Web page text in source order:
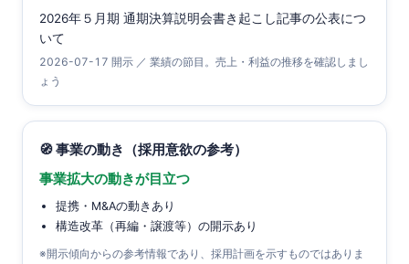
2026年５月期 通期決算説明会書き起こし記事の公表につ
いて
2026-07-17 開示 ／ 業績の節目。売上・利益の推移を確認しまし
ょう
🧭 事業の動き（採用意欲の参考）
事業拡大の動きが目立つ
提携・M&Aの動きあり
構造改革（再編・譲渡等）の開示あり
※開示傾向からの参考情報であり、採用計画を示すものではありま